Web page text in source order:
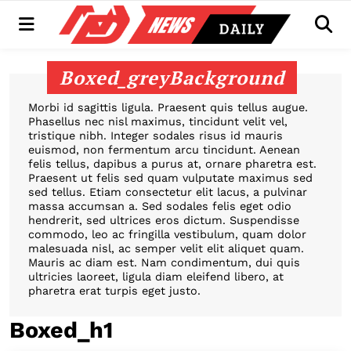
Menu
Boxed_greyBackground
Morbi id sagittis ligula. Praesent quis tellus augue.
Phasellus nec nisl maximus, tincidunt velit vel,
tristique nibh. Integer sodales risus id mauris
euismod, non fermentum arcu tincidunt. Aenean
felis tellus, dapibus a purus at, ornare pharetra est.
Praesent ut felis sed quam vulputate maximus sed
sed tellus. Etiam consectetur elit lacus, a pulvinar
massa accumsan a. Sed sodales felis eget odio
hendrerit, sed ultrices eros dictum. Suspendisse
commodo, leo ac fringilla vestibulum, quam dolor
malesuada nisl, ac semper velit elit aliquet quam.
Mauris ac diam est. Nam condimentum, dui quis
ultricies laoreet, ligula diam eleifend libero, at
pharetra erat turpis eget justo.
Boxed_h1